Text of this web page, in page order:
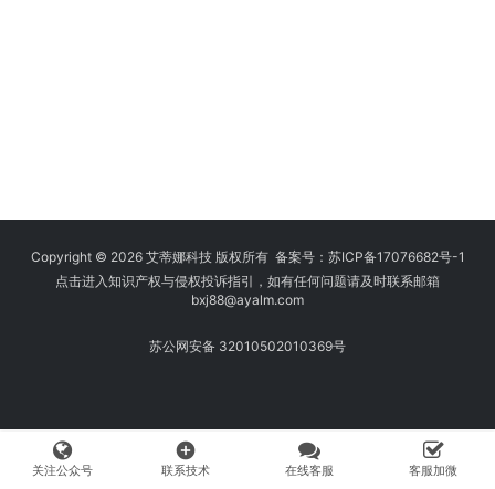
Copyright © 2026 艾蒂娜科技 版权所有 备案号： 苏ICP备17076682号-1
点击进入知识产权与侵权投诉指引，如有任何问题请及时联系邮箱
bxj88@ayalm.com
苏公网安备 32010502010369号
关注公众号
add_circle
联系技术 在线客服 客服加微